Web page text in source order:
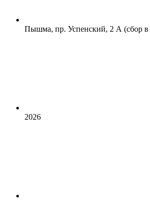
Пышма, пр. Успенский, 2 А (сбор
2026